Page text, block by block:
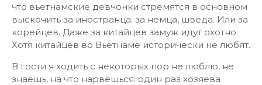
что вьетнамские девчонки стремятся в основном
выскочить за иностранца: за немца, шведа. Или за
корейцев. Даже за китайцев замуж идут охотно.
Хотя китайцев во Вьетнаме исторически не любят.
В гости я ходить с некоторых пор не люблю, не
знаешь, на что нарвёшься: один раз хозяева